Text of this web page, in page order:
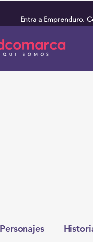
Entra a Emprenduro.
Personajes